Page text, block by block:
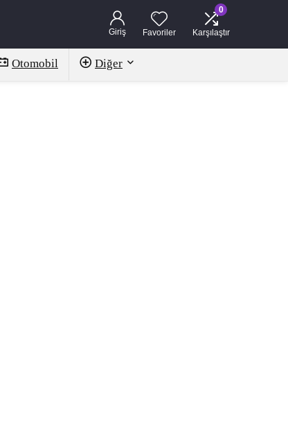
Giriş Favoriler
0
Karşılaştır
Otomobil Diğer